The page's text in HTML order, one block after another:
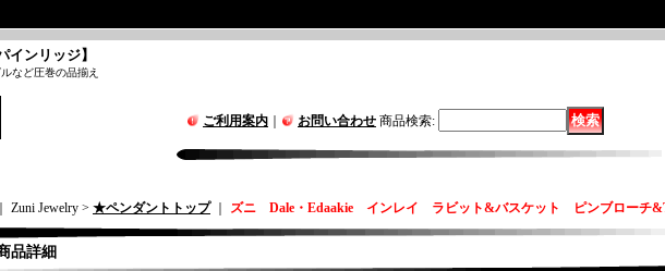
ンリッジ】
など圧巻の品揃え
ご利用案内 お問い合わせ 商品検索:
｜ Zuni Jewelry > ★ペンダントトップ｜ ズニ Dale・Edaakie インレイ ラビット&バスケット ピンブローチ
品詳細